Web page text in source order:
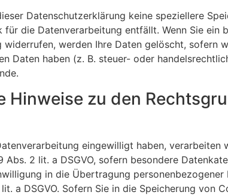
Datenschutzerklärung keine speziellere
für die Datenverarbeitung entfällt. Wenn Sie
widerrufen, werden Ihre Daten gelöscht, sofern
Daten haben (z. B. steuer- oder
Hinweise zu den
eingewilligt haben,
Abs. 2 lit. a DSGVO, sofern besondere
in die Übertragung
a DSGVO. Sofern Sie in die Speicherung von